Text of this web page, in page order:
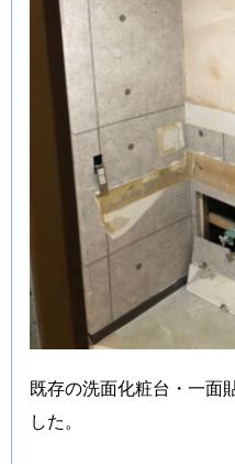
既存の洗面化粧台・一面
した。